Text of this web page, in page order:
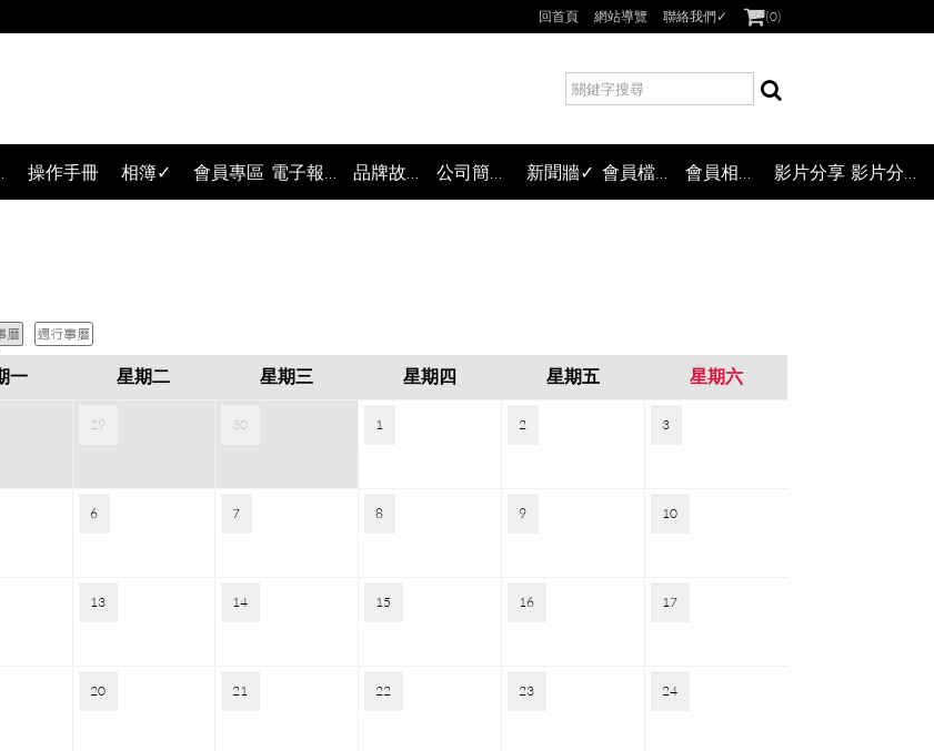
回首頁 網站導覽 聯絡我們✓ (0)
操作手冊 相簿✓ 會員專區 新聞牆✓ 影片分享
一 星期二 星期三 星期四 星期五 星期六
29 30 1 2 3
6 7 8 9 10
13 14 15 16 17
20 21 22 23 24